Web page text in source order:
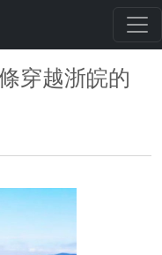
穿越浙皖的